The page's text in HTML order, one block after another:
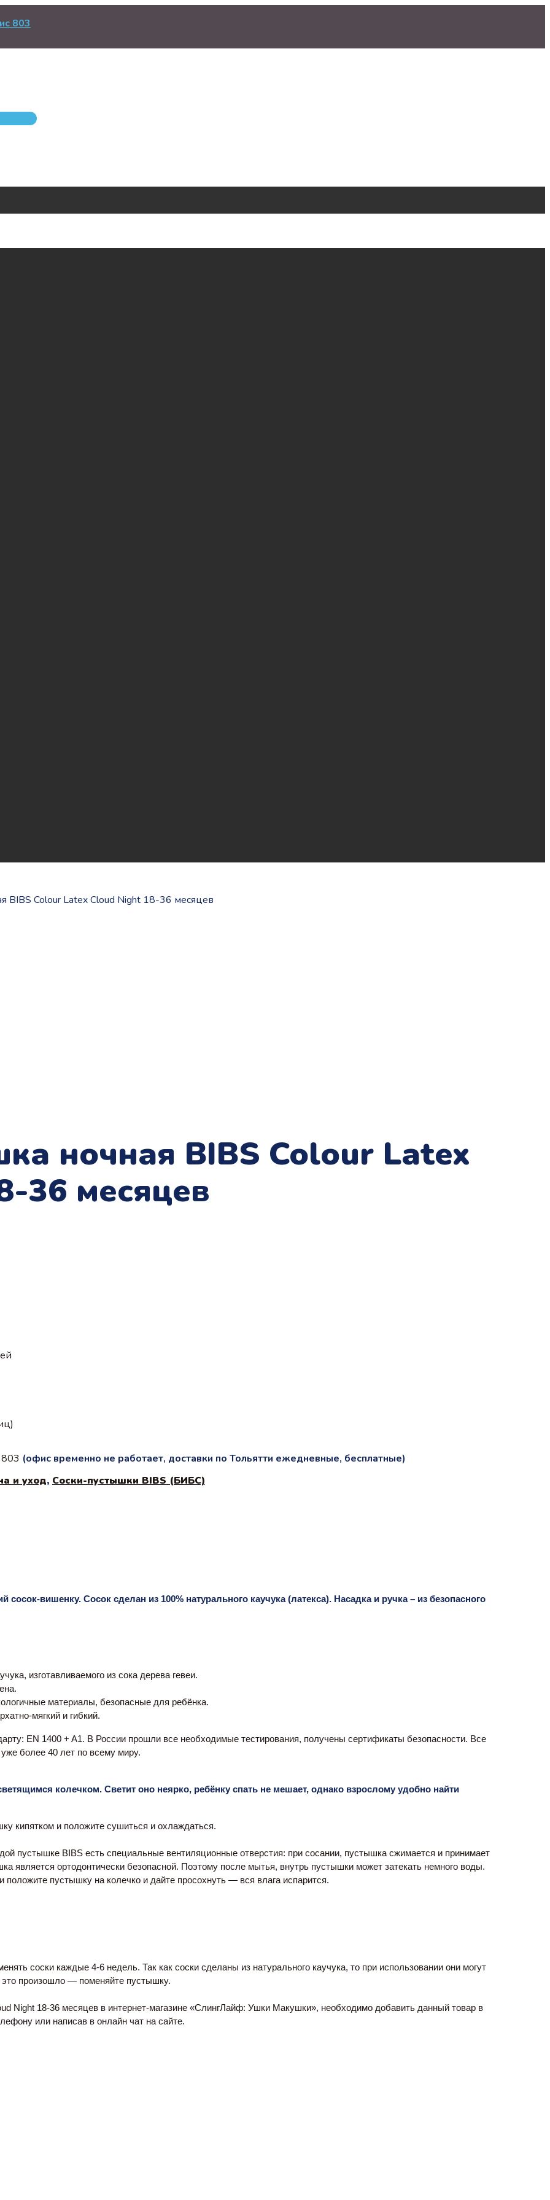
803
BIBS Colour Latex Cloud Night 18-36 месяцев
ночная BIBS Colour Latex
36 месяцев
(офис временно не работает, доставки по Тольятти ежедневные, бесплатные)
и уход, Соски-пустышки BIBS (БИБС)
вишенку. Сосок сделан из 100% натурального каучука (латекса). Насадка и ручка – из безопасного
изготавливаемого из сока дерева гевеи.
материалы, безопасные для ребёнка.
мягкий и гибкий.
EN 1400 + A1. В России прошли все необходимые тестирования, получены сертификаты безопасности. Все
более 40 лет по всему миру.
колечком. Светит оно неярко, ребёнку спать не мешает, однако взрослому удобно найти
кипятком и положите сушиться и охлаждаться.
пустышке BIBS есть специальные вентиляционные отверстия: при сосании, пустышка сжимается и принимает
является ортодонтически безопасной. Поэтому после мытья, внутрь пустышки может затекать немного воды.
положите пустышку на колечко и дайте просохнуть — вся влага испарится.
соски каждые 4-6 недель. Так как соски сделаны из натурального каучука, то при использовании они могут
произошло — поменяйте пустышку.
Night 18-36 месяцев в интернет-магазине «СлингЛайф: Ушки Макушки», необходимо добавить данный товар в
или написав в онлайн чат на сайте.